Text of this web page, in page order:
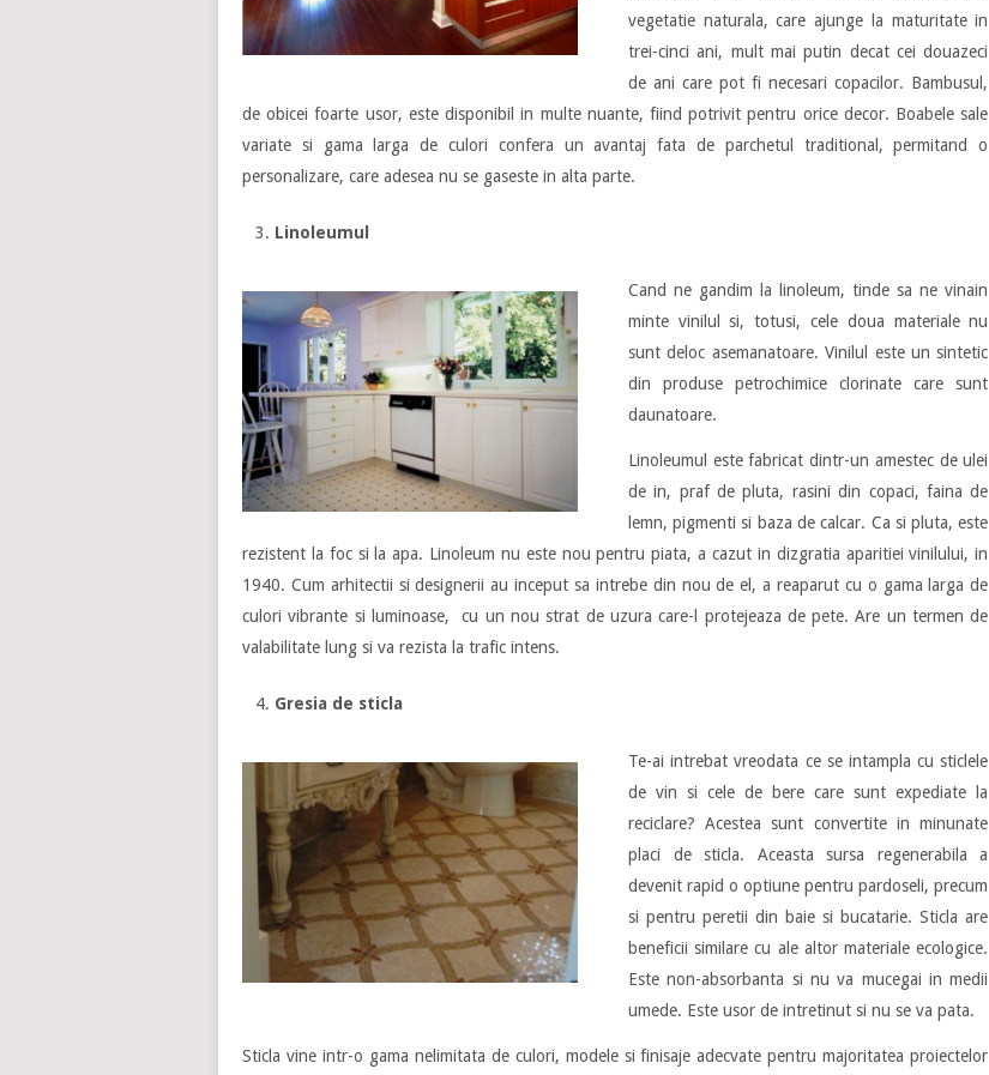
vegetatie naturala, care ajunge la maturitate in
trei-cinci ani, mult mai putin decat cei douazeci
de ani care pot fi necesari copacilor. Bambusul,
de obicei foarte usor, este disponibil in multe nuante, fiind potrivit pentru orice decor. Boabele sale
variate si gama larga de culori confera un avantaj fata de parchetul traditional, permitand o
personalizare, care adesea nu se gaseste in alta parte.
Linoleumul
Cand ne gandim la linoleum, tinde sa ne vinain
minte vinilul si, totusi, cele doua materiale nu
sunt deloc asemanatoare. Vinilul este un sintetic
din produse petrochimice clorinate care sunt
daunatoare.
Linoleumul este fabricat dintr-un amestec de ulei
de in, praf de pluta, rasini din copaci, faina de
lemn, pigmenti si baza de calcar. Ca si pluta, este
rezistent la foc si la apa. Linoleum nu este nou pentru piata, a cazut in dizgratia aparitiei vinilului, in
1940. Cum arhitectii si designerii au inceput sa intrebe din nou de el, a reaparut cu o gama larga de
culori vibrante si luminoase, cu un nou strat de uzura care-l protejeaza de pete. Are un termen de
valabilitate lung si va rezista la trafic intens.
Gresia de sticla
Te-ai intrebat vreodata ce se intampla cu sticlele
de vin si cele de bere care sunt expediate la
reciclare? Acestea sunt convertite in minunate
placi de sticla. Aceasta sursa regenerabila a
devenit rapid o optiune pentru pardoseli, precum
si pentru peretii din baie si bucatarie. Sticla are
beneficii similare cu ale altor materiale ecologice.
Este non-absorbanta si nu va mucegai in medii
umede. Este usor de intretinut si nu se va pata.
Sticla vine intr-o gama nelimitata de culori, modele si finisaje adecvate pentru majoritatea proiectelor